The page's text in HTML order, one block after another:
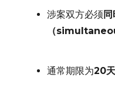
涉案双方必须
（
通常期限为20天